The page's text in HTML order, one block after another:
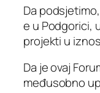
Da
e u Podgorici,
projekti u
Da je ovaj
međusobno